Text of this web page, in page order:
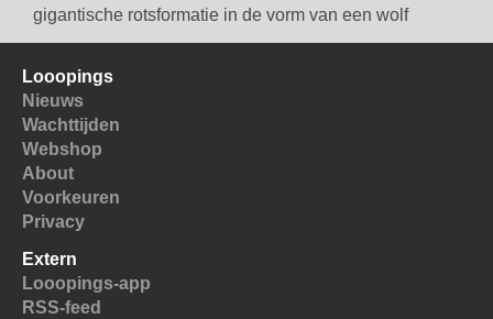
gigantische rotsformatie in de vorm van een wolf
Looopings
Nieuws
Wachttijden
Webshop
About
Voorkeuren
Privacy
Extern
Looopings-app
RSS-feed